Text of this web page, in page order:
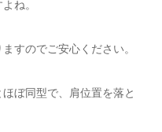
ね。
すのでご安心ください。
ぼ同型で、肩位置を落と